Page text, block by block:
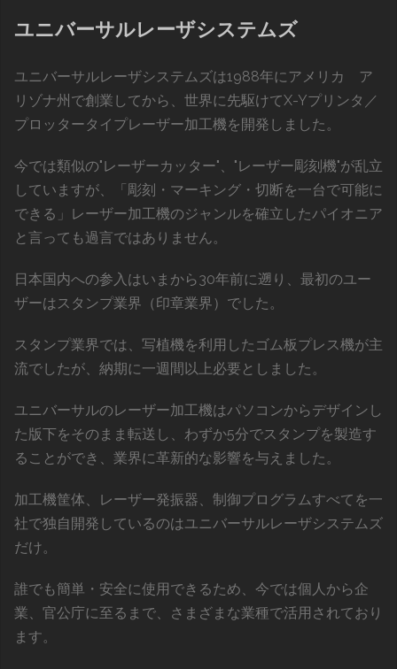
ユニバーサルレーザシステムズ
ユニバーサルレーザシステムズは1988年にアメリカ ア
リゾナ州で創業してから、世界に先駆けてX-Yプリンタ／
プロッタータイプレーザー加工機を開発しました。
今では類似の"レーザーカッター"、"レーザー彫刻機"が乱立
していますが、「彫刻・マーキング・切断を一台で可能に
できる」レーザー加工機のジャンルを確立したパイオニア
と言っても過言ではありません。
日本国内への参入はいまから30年前に遡り、最初のユー
ザーはスタンプ業界（印章業界）でした。
スタンプ業界では、写植機を利用したゴム板プレス機が主
流でしたが、納期に一週間以上必要としました。
ユニバーサルのレーザー加工機はパソコンからデザインし
た版下をそのまま転送し、わずか5分でスタンプを製造す
ることができ、業界に革新的な影響を与えました。
加工機筐体、レーザー発振器、制御プログラムすべてを一
社で独自開発しているのはユニバーサルレーザシステムズ
だけ。
誰でも簡単・安全に使用できるため、今では個人から企
業、官公庁に至るまで、さまざまな業種で活用されており
ます。